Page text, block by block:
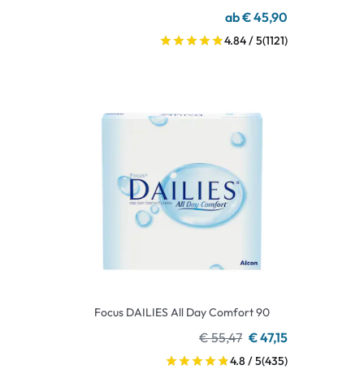
ab € 45,90
4.84 / 5(1121)
Focus DAILIES All Day Comfort 90
€ 55,47 € 47,15
4.8 / 5(435)